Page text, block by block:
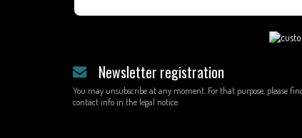
Newsletter registration
You may unsubscribe at any moment. For that purpose, please
contact info in the legal notice.